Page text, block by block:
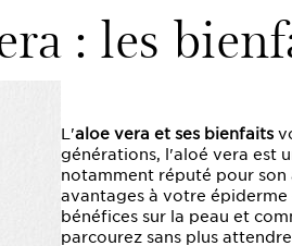
: les
L'aloe vera et ses bienfaits
générations, l'aloé vera est
notamment réputé pour
avantages à votre épiderme
bénéfices sur la peau et
parcourez sans plus